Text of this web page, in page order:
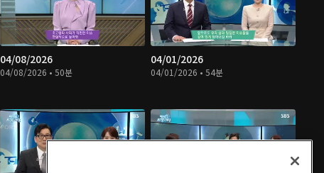
04/08/2026
04/08/2026 • 50분
04/01/2026
04/01/2026 • 54분